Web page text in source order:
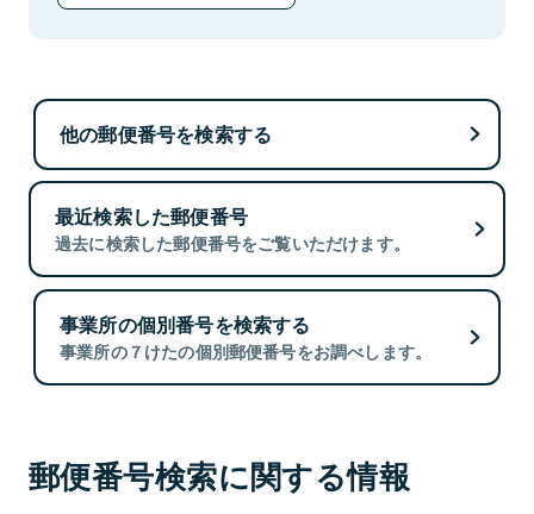
他の郵便番号を検索する
最近検索した郵便番号
過去に検索した郵便番号をご覧いただけます。
事業所の個別番号を検索する
事業所の７けたの個別郵便番号をお調べします。
郵便番号検索に関する情報